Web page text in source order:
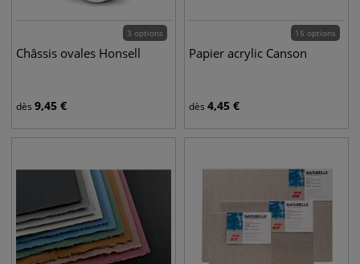
3 options
Châssis ovales Honsell
dès 9,45 €
15 options
Papier acrylic Canson
dès 4,45 €